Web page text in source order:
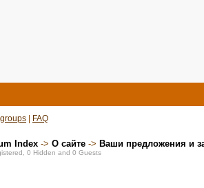
FAQ
Index -> О сайте -> Ваши предложения и
0 Hidden and 0 Guests